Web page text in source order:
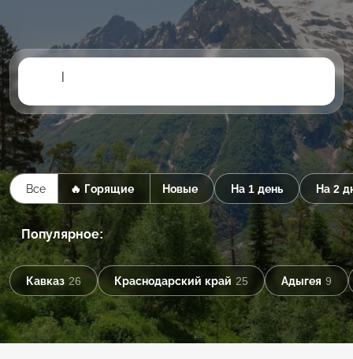
|
Все 🔥 Горящие Новые На 1 день На 2
Популярное:
Кавказ 26 Краснодарский край 25 Адыгея 9